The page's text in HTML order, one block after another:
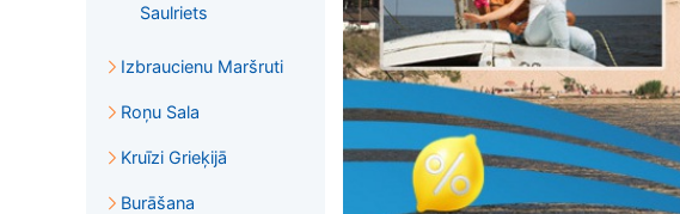
Saulriets
Izbraucienu Maršruti
Roņu Sala
Kruīzi Grieķijā
Burāšana